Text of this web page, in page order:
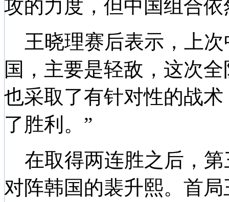
攻的力度，但中国组合
王晓理赛后表示，上次
国，主要是轻敌，这次
也采取了有针对性的战
了胜利。”
在取得两连胜之后，第
对阵韩国的裴升熙。首